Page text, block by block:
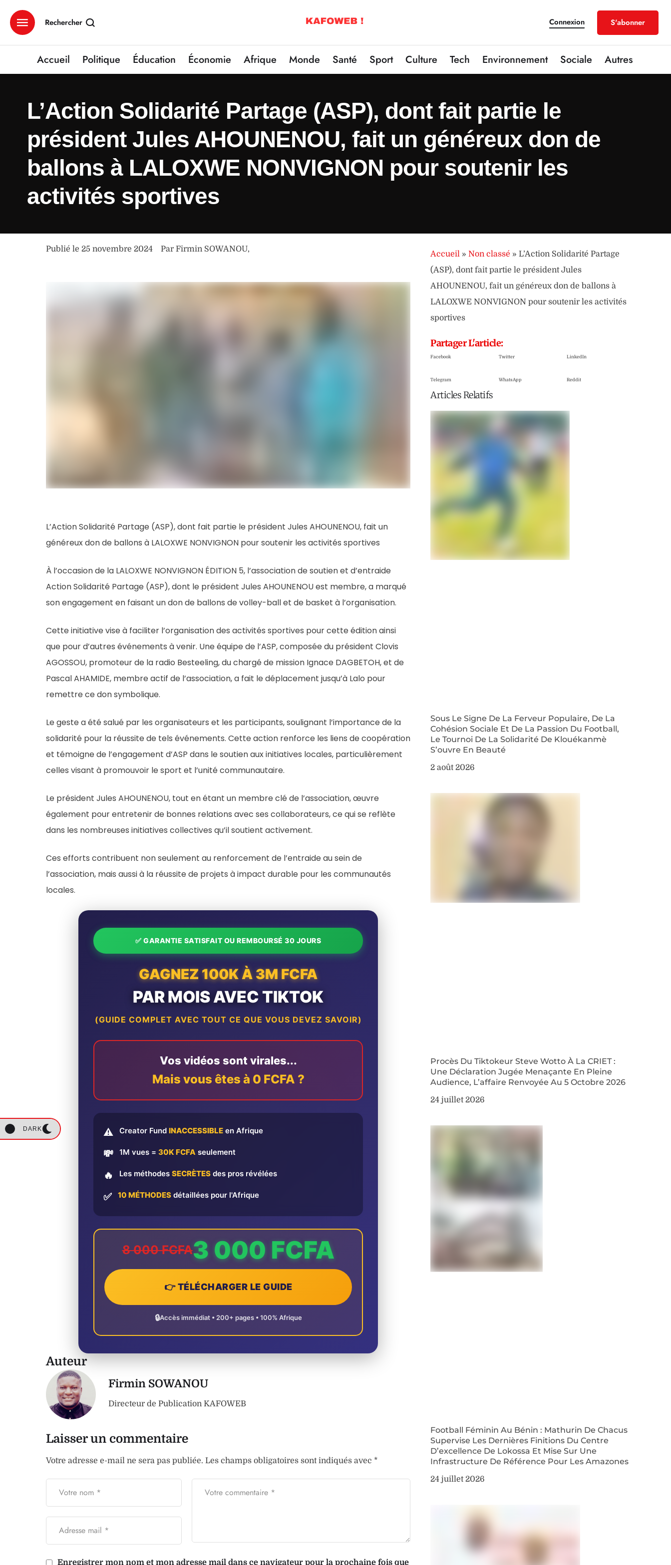
Rechercher Connexion S'abonner
Accueil Politique Éducation Économie Afrique Monde Santé Sport Culture Tech Environnement Sociale Autres
DARK
L’Action Solidarité Partage (ASP), dont fait partie le
président Jules AHOUNENOU, fait un généreux don de
ballons à LALOXWE NONVIGNON pour soutenir les
activités sportives
Publié le 25 novembre 2024 Par Firmin SOWANOU,
L’Action Solidarité Partage (ASP), dont fait partie le président Jules AHOUNENOU, fait un
généreux don de ballons à LALOXWE NONVIGNON pour soutenir les activités sportives
À l’occasion de la LALOXWE NONVIGNON ÉDITION 5, l’association de soutien et d’entraide
Action Solidarité Partage (ASP), dont le président Jules AHOUNENOU est membre, a marqué
son engagement en faisant un don de ballons de volley-ball et de basket à l’organisation.
Cette initiative vise à faciliter l’organisation des activités sportives pour cette édition ainsi
que pour d’autres événements à venir. Une équipe de l’ASP, composée du président Clovis
AGOSSOU, promoteur de la radio Besteeling, du chargé de mission Ignace DAGBETOH, et de
Pascal AHAMIDE, membre actif de l’association, a fait le déplacement jusqu’à Lalo pour
remettre ce don symbolique.
Le geste a été salué par les organisateurs et les participants, soulignant l’importance de la
solidarité pour la réussite de tels événements. Cette action renforce les liens de coopération
et témoigne de l’engagement d’ASP dans le soutien aux initiatives locales, particulièrement
celles visant à promouvoir le sport et l’unité communautaire.
Le président Jules AHOUNENOU, tout en étant un membre clé de l’association, œuvre
également pour entretenir de bonnes relations avec ses collaborateurs, ce qui se reflète
dans les nombreuses initiatives collectives qu’il soutient activement.
Ces efforts contribuent non seulement au renforcement de l’entraide au sein de
l’association, mais aussi à la réussite de projets à impact durable pour les communautés
locales.
✅ GARANTIE SATISFAIT OU REMBOURSÉ 30 JOURS
GAGNEZ 100K À 3M FCFA
PAR MOIS AVEC TIKTOK
(GUIDE COMPLET AVEC TOUT CE QUE VOUS DEVEZ SAVOIR)
Vos vidéos sont virales...
Mais vous êtes à 0 FCFA ?
⚠️ Creator Fund INACCESSIBLE en Afrique
💸 1M vues = 30K FCFA seulement
🔥 Les méthodes SECRÈTES des pros révélées
✅ 10 MÉTHODES détaillées pour l'Afrique
8 000 FCFA3 000 FCFA
👉 TÉLÉCHARGER LE GUIDE
🔒Accès immédiat • 200+ pages • 100% Afrique
Auteur
Firmin SOWANOU
Directeur de Publication KAFOWEB
Laisser un commentaire
Votre adresse e-mail ne sera pas publiée. Les champs obligatoires sont indiqués avec *
Enregistrer mon nom et mon adresse mail dans ce navigateur pour la prochaine fois que
Accueil » Non classé » L’Action Solidarité Partage
(ASP), dont fait partie le président Jules
AHOUNENOU, fait un généreux don de ballons à
LALOXWE NONVIGNON pour soutenir les activités
sportives
Partager L'article:
Facebook Twitter LinkedIn
Telegram WhatsApp Reddit
Articles Relatifs
Sous Le Signe De La Ferveur Populaire, De La
Cohésion Sociale Et De La Passion Du Football,
Le Tournoi De La Solidarité De Klouékanmè
S’ouvre En Beauté
2 août 2026
Procès Du Tiktokeur Steve Wotto À La CRIET :
Une Déclaration Jugée Menaçante En Pleine
Audience, L’affaire Renvoyée Au 5 Octobre 2026
24 juillet 2026
Football Féminin Au Bénin : Mathurin De Chacus
Supervise Les Dernières Finitions Du Centre
D’excellence De Lokossa Et Mise Sur Une
Infrastructure De Référence Pour Les Amazones
24 juillet 2026